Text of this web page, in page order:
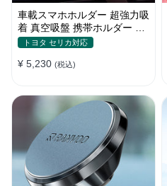
車載スマホホルダー 超強力吸
着 真空吸盤 携帯ホルダー 多
角度調整 360°回転な台座 車
手操作 カー用品 全機種対応
トヨタ セリカ対応
¥ 5,230 (税込)